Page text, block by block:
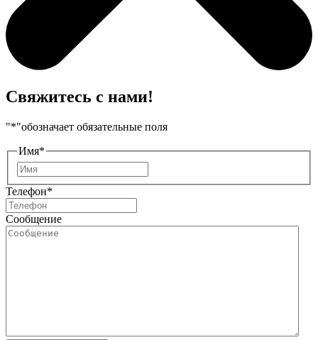
Свяжитесь с нами!
"*"обозначает обязательные поля
Имя*
Телефон*
Сообщение